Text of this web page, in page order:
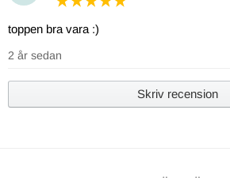
toppen bra vara :)
2 år sedan
Skriv recension